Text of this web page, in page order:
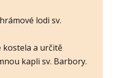
lodi sv.
kostela a určitě
kapli sv. Barbory.